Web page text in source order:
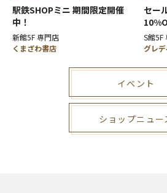
駅鉄SHOPミニ 期間限定開催
中！
新館5F 専門店
くまざわ書店
セー
S館5F
グレ
イベント
ショップニュー